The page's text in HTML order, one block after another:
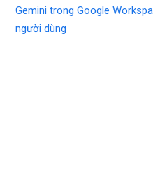
Gemini trong Google
người dùng